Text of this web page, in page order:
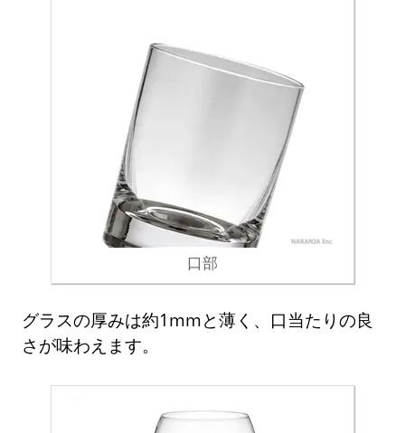
口部
グラスの厚みは約1mmと薄く、口当たりの良
さが味わえます。